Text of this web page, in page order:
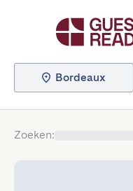
Bordeaux
Zoeken: